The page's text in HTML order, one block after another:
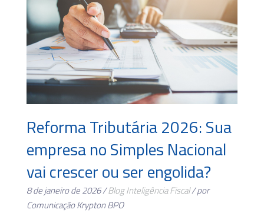
Reforma Tributária 2026: Sua
empresa no Simples Nacional
vai crescer ou ser engolida?
8 de janeiro de 2026 /BlogInteligência Fiscal/ por
Comunicação Krypton BPO